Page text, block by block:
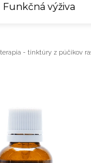
Funkčná výživa
- tinktúry z púčikov